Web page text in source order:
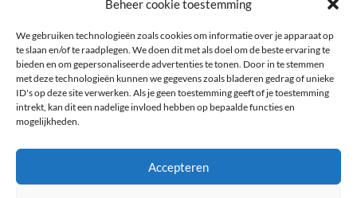
Beheer cookie toestemming
We gebruiken technologieën zoals cookies om informatie over je apparaat op
te slaan en/of te raadplegen. We doen dit met als doel om de beste ervaring te
bieden en om gepersonaliseerde advertenties te tonen. Door in te stemmen
met deze technologieën kunnen we gegevens zoals bladeren gedrag of unieke
ID's op deze site verwerken. Als je geen toestemming geeft of je toestemming
intrekt, kan dit een nadelige invloed hebben op bepaalde functies en
mogelijkheden.
Accepteren
Gegevens
Postbus 5020, 9700GA, Groningen
redactie@noordactueel.nl